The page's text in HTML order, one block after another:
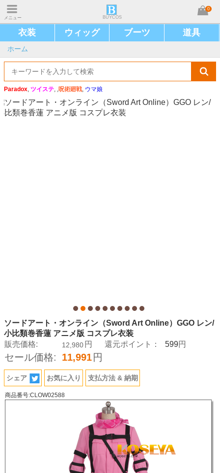
メニュー BUYCOS
0
衣装 ウィッグ ブーツ 道具
ホーム
Paradox, ツイステ, ,呪術廻戦, ウマ娘
ソードアート・オンライン（Sword Art Online）GGO レン/
小比類巻香蓮 アニメ版 コスプレ衣装
販売価格:
12,980 円 還元ポイント： 599円
セール価格: 11,991 円
シェア お気に入り 支払方法 & 納期
商品番号:CLOW02588